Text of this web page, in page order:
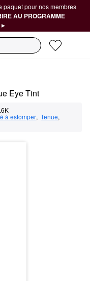
paquet pour nos membres
AU PROGRAMME
Eye Tint
à estomper, Tenue,